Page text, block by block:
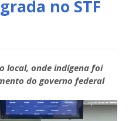
no STF
local, onde indígena foi
do governo federal